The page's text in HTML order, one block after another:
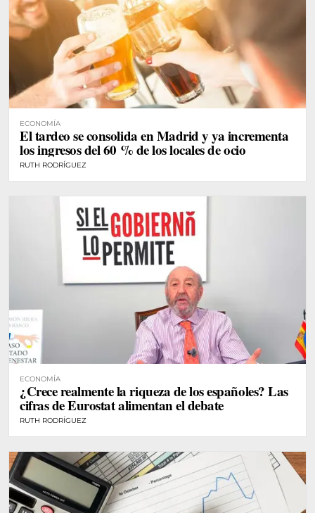
ECONOMÍA
El tardeo se consolida en Madrid y ya incrementa
los ingresos del 60 % de los locales de ocio
RUTH RODRÍGUEZ
ECONOMÍA
¿Crece realmente la riqueza de los españoles? Las
cifras de Eurostat alimentan el debate
RUTH RODRÍGUEZ